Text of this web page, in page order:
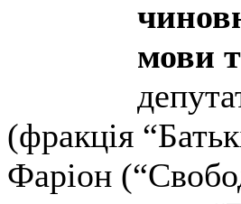
мови
(фракція
Фаріон